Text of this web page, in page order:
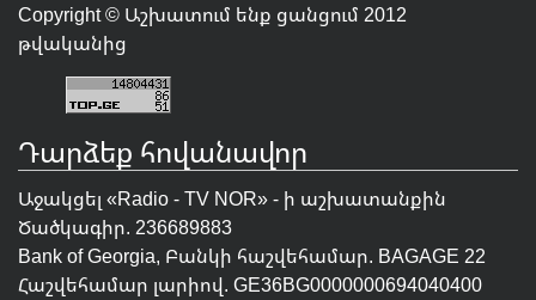
Copyright © Աշխատում ենք ցանցում 2012
թվականից
Դարձեք հովանավոր
Աջակցել «Radio - TV NOR» - ի աշխատանքին
Ծածկագիր. 236689883
Bank of Georgia, Բանկի հաշվեհամար. BAGAGE 22
Հաշվեհամար լարիով. GE36BG0000000694040400